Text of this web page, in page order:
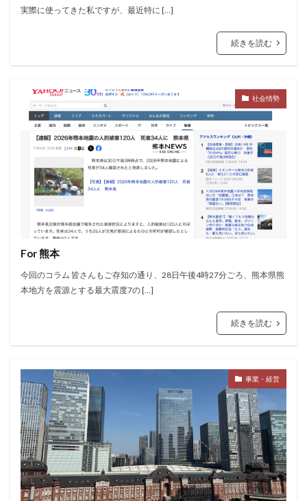
実際に使ってきた私ですが、最近特に […]
続きを読む
社会情勢
For 熊本
今回のコラム 皆さんもご存知の通り、28日午後4時27分ごろ、熊本県熊
本地方を震源とする最大震度7の […]
続きを読む
事業・経営